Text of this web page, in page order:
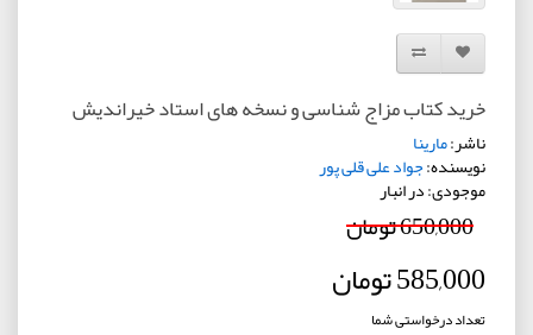
افزودن به لیست دلخواه
مقایسه این محصول
خرید کتاب مزاج شناسی و نسخه های استاد خیراندیش
ناشر:مارینا
نویسنده:جواد علی قلی پور
موجودی: در انبار
650,000 تومان
585,000 تومان
تعداد درخواستی شما